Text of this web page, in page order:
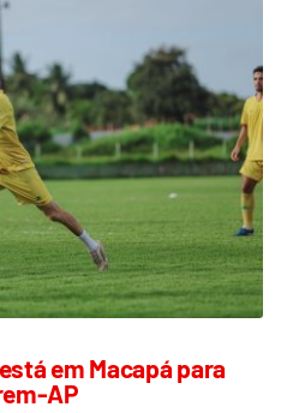
em Macapá para
AP